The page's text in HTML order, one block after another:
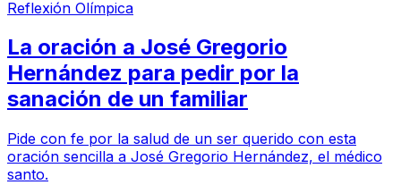
Reflexión Olímpica
La oración a José Gregorio
Hernández para pedir por la
sanación de un familiar
Pide con fe por la salud de un ser querido con esta
oración sencilla a José Gregorio Hernández, el médico
santo.